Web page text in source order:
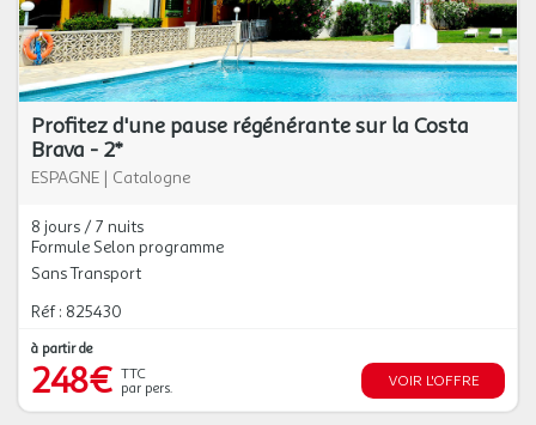
Profitez d'une pause régénérante sur la Costa
Brava - 2*
ESPAGNE | Catalogne
8 jours / 7 nuits
Formule Selon programme
Sans Transport
Réf : 825430
à partir de
248€ TTC
par pers.
VOIR L'OFFRE